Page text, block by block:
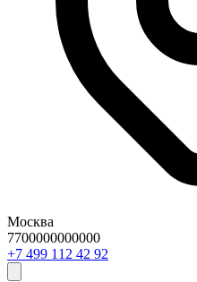
Москва
7700000000000
29 24 211 994 7+